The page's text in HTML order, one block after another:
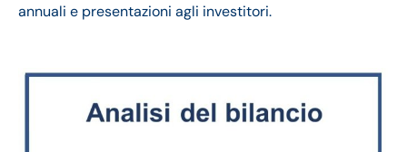
annuali e presentazioni agli investitori.